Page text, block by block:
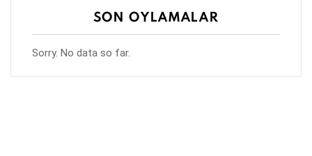
SON OYLAMALAR
Sorry. No data so far.